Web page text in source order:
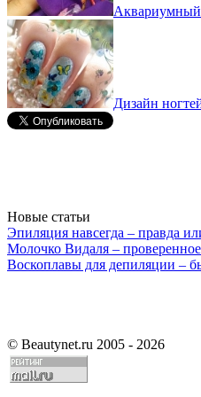
Аквариумный
Дизайн
Новые статьи
Эпиляция навсегда – правда
Молочко Видаля –
Воскоплавы для депиляции –
© Beautynet.ru 2005 - 2026